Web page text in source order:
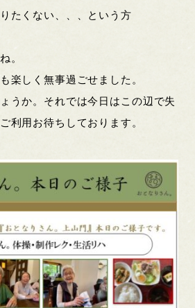
たくない、、、という方
。
楽しく無事過ごせました。
うか。それでは今日はこの辺で失
利用お待ちしております。